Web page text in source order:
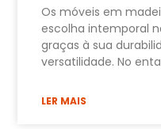
Os móveis em
escolha intemporal
graças à sua
versatilidade. No
LER MAIS